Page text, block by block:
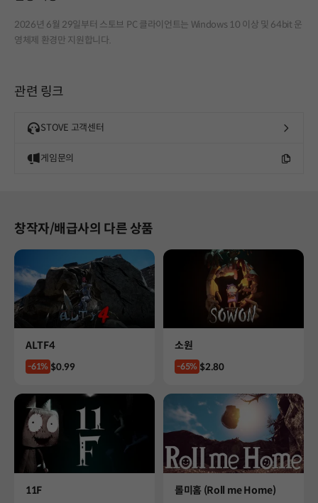
2026년 6월 29일부터 스토브 PC 클라이언트는 Windows 10 이상 및 64bit 운
영체제 환경만 지원합니다.
관련 링크
STOVE 고객센터
게임문의
창작자/배급사의 다른 상품
Product
ALTF4
-61% Price
$0.99
Product
소원
-65% Price
$2.80
Product
11F Product
롤미홈 (Roll me Home)